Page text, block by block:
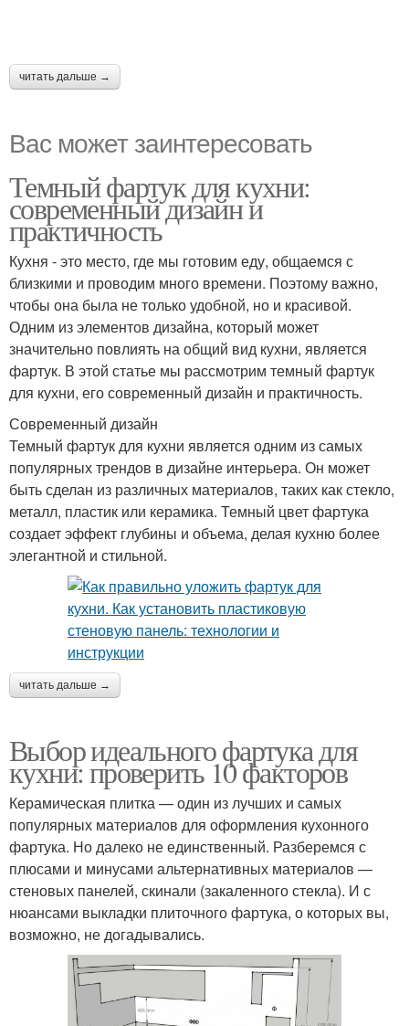
читать дальше →
Вас может заинтересовать
Темный фартук для кухни:
современный дизайн и
практичность
Кухня - это место, где мы готовим еду, общаемся с
близкими и проводим много времени. Поэтому важно,
чтобы она была не только удобной, но и красивой.
Одним из элементов дизайна, который может
значительно повлиять на общий вид кухни, является
фартук. В этой статье мы рассмотрим темный фартук
для кухни, его современный дизайн и практичность.
Современный дизайн
Темный фартук для кухни является одним из самых
популярных трендов в дизайне интерьера. Он может
быть сделан из различных материалов, таких как стекло,
металл, пластик или керамика. Темный цвет фартука
создает эффект глубины и объема, делая кухню более
элегантной и стильной.
читать дальше →
Выбор идеального фартука для
кухни: проверить 10 факторов
Керамическая плитка — один из лучших и самых
популярных материалов для оформления кухонного
фартука. Но далеко не единственный. Разберемся с
плюсами и минусами альтернативных материалов —
стеновых панелей, скинали (закаленного стекла). И с
нюансами выкладки плиточного фартука, о которых вы,
возможно, не догадывались.